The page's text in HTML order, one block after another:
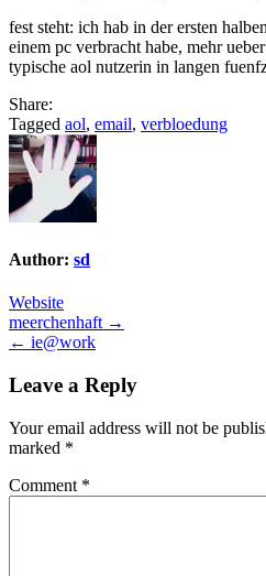
fest steht: ich hab in der ersten
einem pc verbracht habe, mehr
typische aol nutzerin in langen
Share:
Tagged aol, email, verbloedung
Author: sd
Website
Post
navigation
meerchenhaft →
← ie@work
Leave a Reply
Your email address will not be
marked *
Comment *